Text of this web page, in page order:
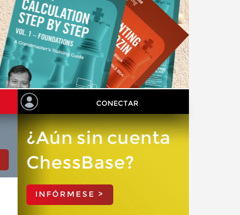
CONECTAR
¿Aún sin cuenta
ChessBase?
INFÓRMESE >